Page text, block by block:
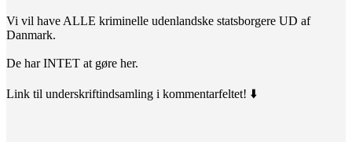
Vi vil have ALLE kriminelle udenlandske statsborgere UD af
Danmark.
De har INTET at gøre her.
Link til underskriftindsamling i kommentarfeltet! ⬇️